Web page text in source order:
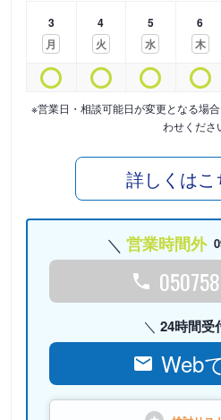
3
月
4
火
5
水
6
木
※営業日・相談可能日が変更となる場
わせくださ
詳しくはこ
営業時間外
24時間受
Web